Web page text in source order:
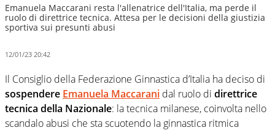
Emanuela Maccarani resta l'allenatrice dell'Italia, ma perde il
ruolo di direttrice tecnica. Attesa per le decisioni della giustizia
sportiva sui presunti abusi
12/01/23 20:42
Il Consiglio della Federazione Ginnastica d’Italia ha deciso di
sospendere Emanuela Maccarani dal ruolo di direttrice
tecnica della Nazionale: la tecnica milanese, coinvolta nello
scandalo abusi che sta scuotendo la ginnastica ritmica